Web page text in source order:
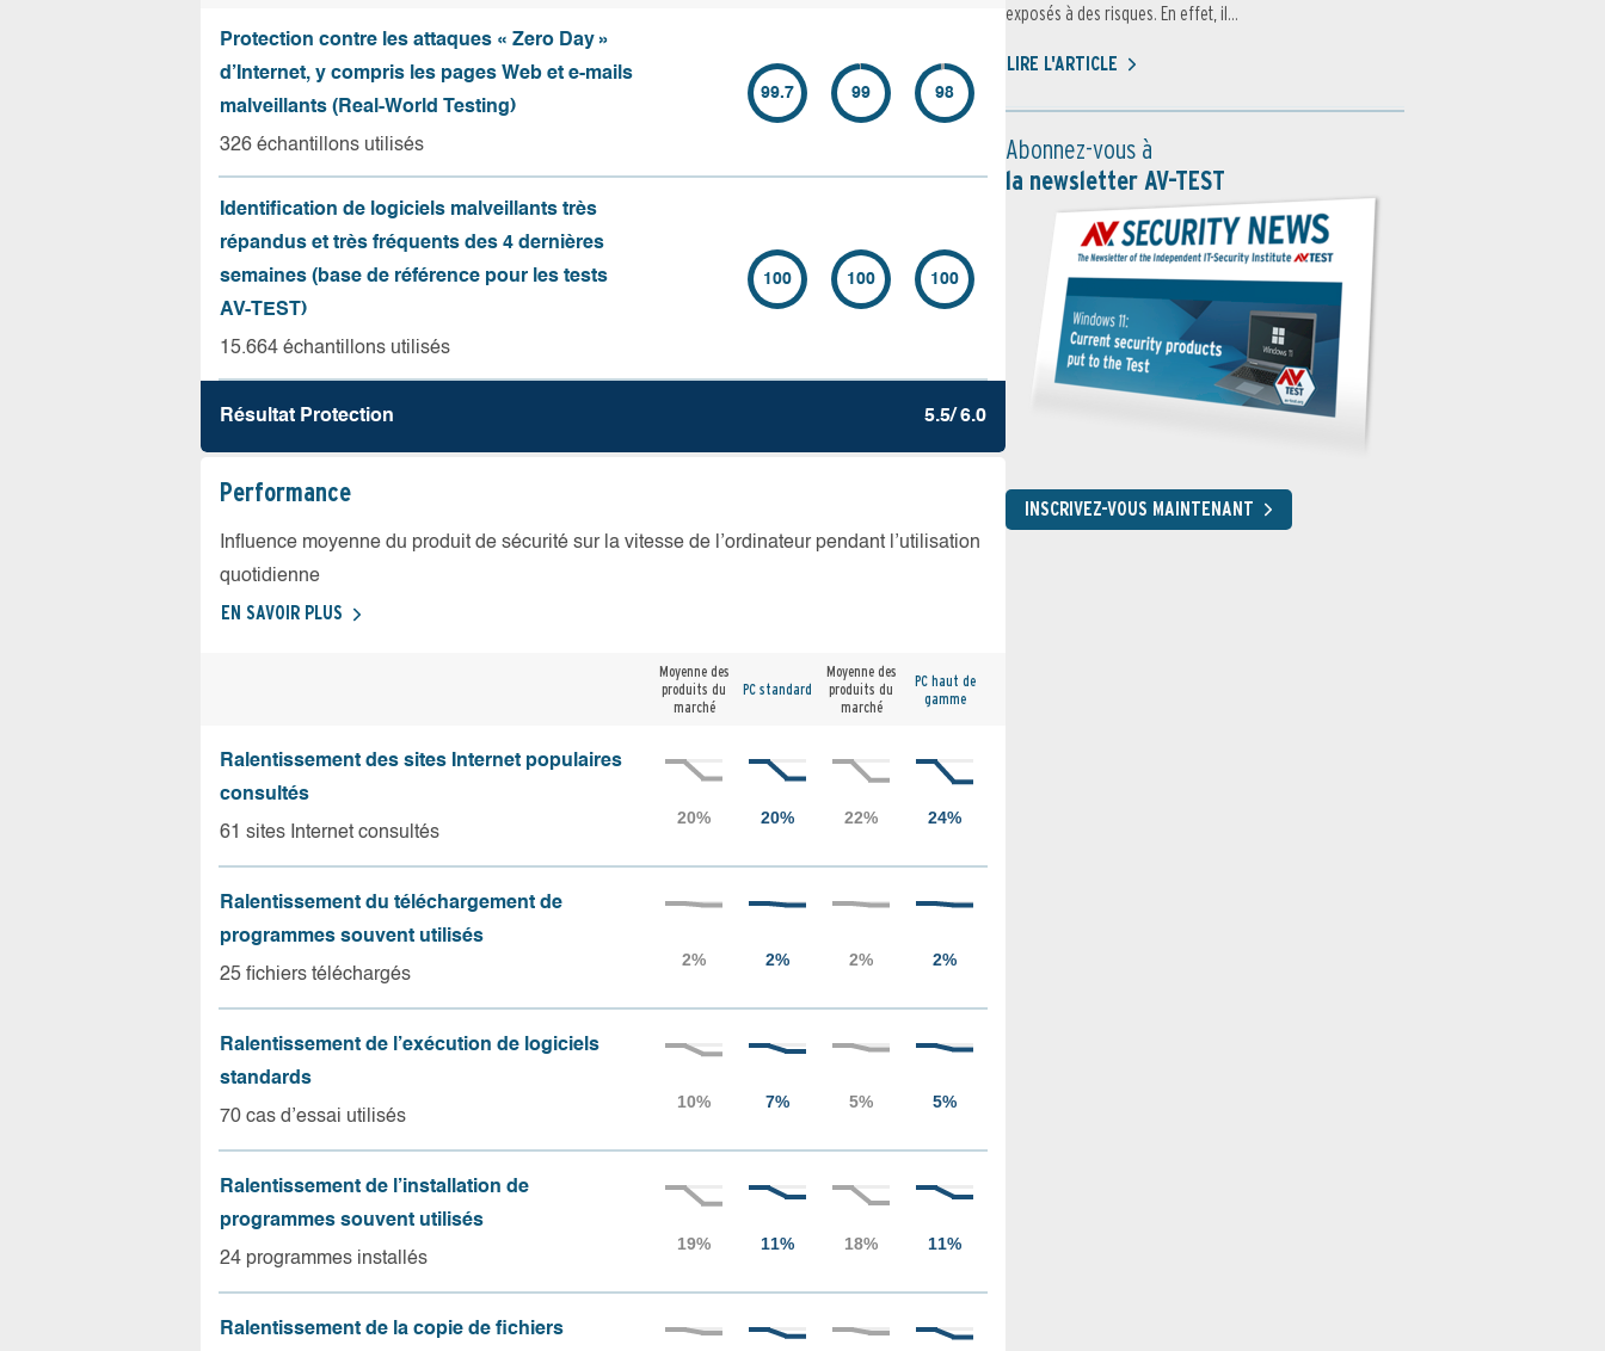
Protection contre les attaques « Zero Day »
d’Internet, y compris les pages Web et e-mails
malveillants (Real-World Testing)
326 échantillons utilisés
99.7 99 98
Identification de logiciels malveillants très
répandus et très fréquents des 4 dernières
semaines (base de référence pour les tests
AV-TEST)
15.664 échantillons utilisés
100 100 100
Résultat Protection 5.5/ 6.0
Performance
Influence moyenne du produit de sécurité sur la vitesse de l’ordinateur pendant l’utilisation
quotidienne
EN SAVOIR PLUS
Moyenne des
produits du
marché
PC standard
Moyenne des
produits du
marché
PC haut de
gamme
Ralentissement des sites Internet populaires
consultés
61 sites Internet consultés
Ralentissement du téléchargement de
programmes souvent utilisés
25 fichiers téléchargés
Ralentissement de l’exécution de logiciels
standards
70 cas d’essai utilisés
Ralentissement de l’installation de
programmes souvent utilisés
24 programmes installés
Ralentissement de la copie de fichiers
exposés à des risques. En effet, il...
LIRE L'ARTICLE
Abonnez-vous à
la newsletter AV-TEST
INSCRIVEZ-VOUS MAINTENANT